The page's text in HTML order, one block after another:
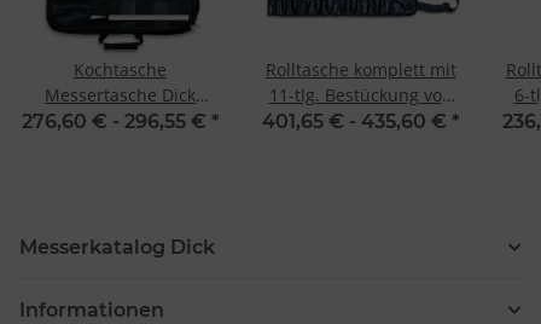
Kochtasche
Messertasche Dick
Culinary Bag 8-teilig
276,60 € - 296,55 € *
Rolltasche komplett mit
11-tlg. Bestückung von
Dick
401,65 € - 435,60 € *
6-
Messerkatalog Dick
Informationen